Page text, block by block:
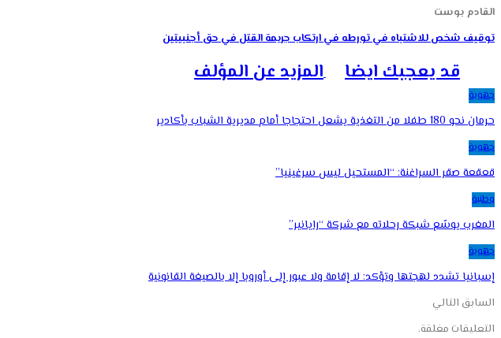
القادم بوست
توقيف شخص للاشتباه في تورطه في ارتكاب جريمة القتل في حق أجنبيتين
قد يعجبك ايضا المزيد عن المؤلف
جهوية
حرمان نحو 180 طفلا من التغذية يشعل احتجاجا أمام مديرية الشباب بأكادير
جهوية
قعقعة صقر السراغنة: “المستحيل ليس سرغينيا”
وطنية
المغرب يوسّع شبكة رحلاته مع شركة “رايانير”
جهوية
إسبانيا تشدد لهجتها وتؤكد: لا إقامة ولا عبور إلى أوروبا إلا بالصيغة القانونية
السابق التالي
التعليقات مغلقة.